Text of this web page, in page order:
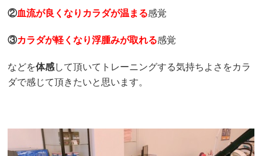
②血流が良くなりカラダが温まる感覚
③カラダが軽くなり浮腫みが取れる感覚
などを体感して頂いてトレーニングする気持ちよさをカラ
ダで感じて頂きたいと思います。